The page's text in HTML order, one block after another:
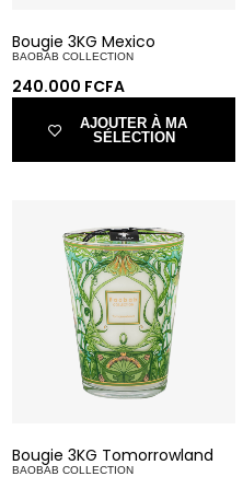
Bougie 3KG Mexico
BAOBAB COLLECTION
240.000 FCFA
AJOUTER À MA
SÉLECTION
Bougie 3KG Tomorrowland
BAOBAB COLLECTION